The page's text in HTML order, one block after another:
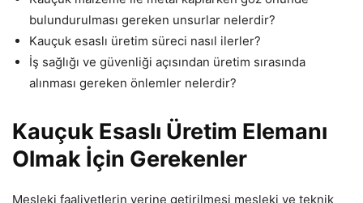
bulundurulması gereken unsurlar nelerdir?
Kauçuk esaslı üretim süreci nasıl ilerler?
İş sağlığı ve güvenliği açısından üretim sırasında
alınması gereken önlemler nelerdir?
Kauçuk Esaslı Üretim Elemanı
Olmak İçin Gerekenler
Mesleki faaliyetlerin yerine getirilmesi mesleki ve teknik